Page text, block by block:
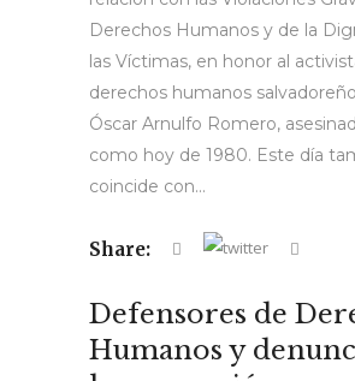
Derechos Humanos y de la
las Víctimas, en honor al
derechos humanos
Óscar Arnulfo Romero,
como hoy de 1980. Este día
coincide con...
Share:
Defensores de
Humanos y